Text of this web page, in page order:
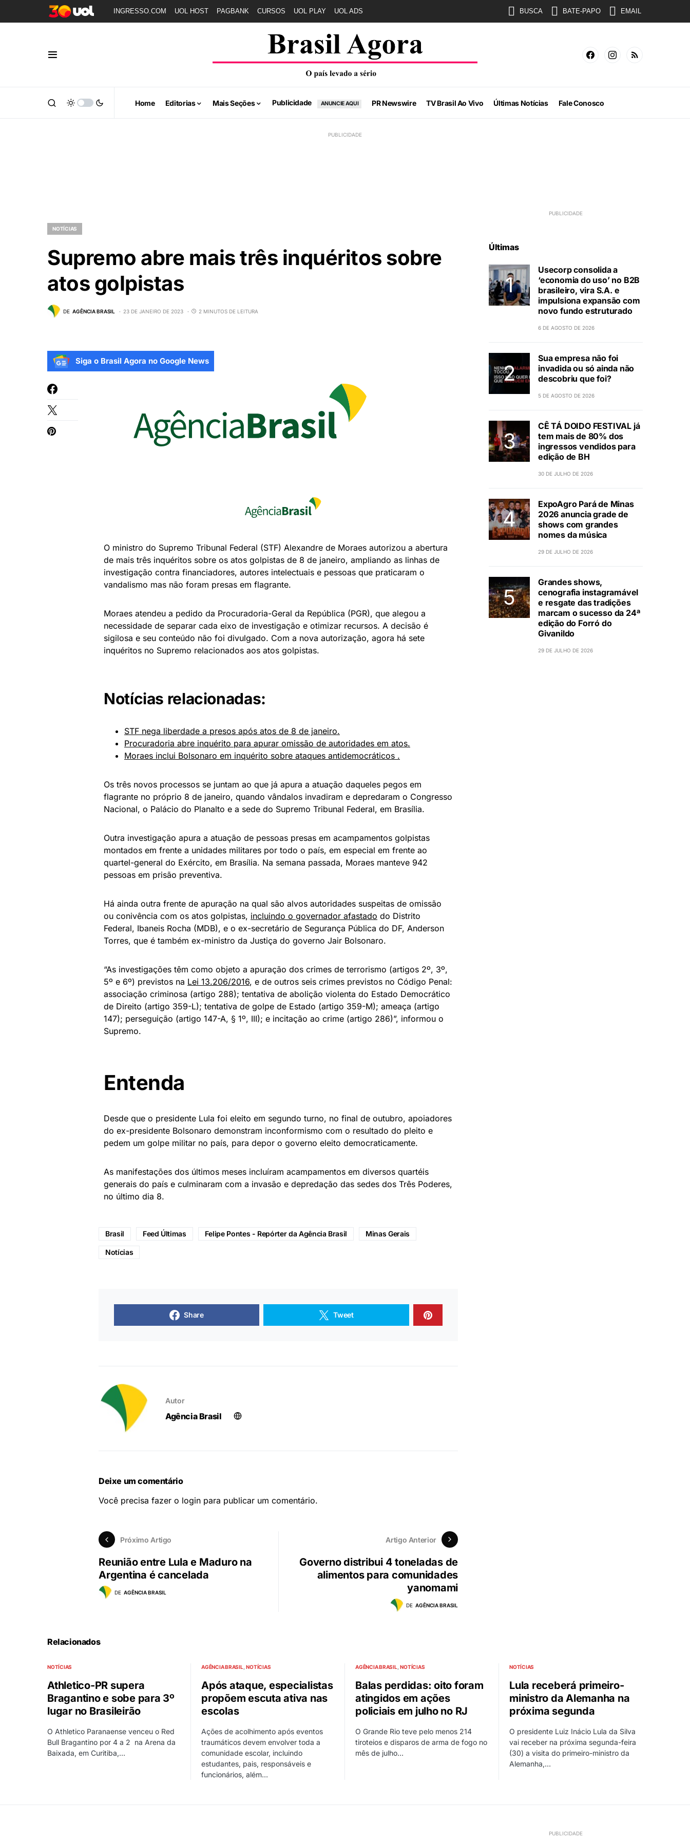
INGRESSO.COM UOL HOST PAGBANK CURSOS UOL PLAY UOL ADS BUSCA BATE-PAPO EMAIL
Home Editorias Mais Seções Publicidade ANUNCIE AQUI PR Newswire TV Brasil Ao Vivo Últimas Notícias Fale Conosco
NOTÍCIAS
Supremo abre mais três inquéritos sobre
atos golpistas
DE AGÊNCIA BRASIL 23 DE JANEIRO DE 2023 2 MINUTOS DE LEITURA
Siga o Brasil Agora no Google News
O ministro do Supremo Tribunal Federal (STF) Alexandre de Moraes autorizou a abertura
de mais três inquéritos sobre os atos golpistas de 8 de janeiro, ampliando as linhas de
investigação contra financiadores, autores intelectuais e pessoas que praticaram o
vandalismo mas não foram presas em flagrante.
Moraes atendeu a pedido da Procuradoria-Geral da República (PGR), que alegou a
necessidade de separar cada eixo de investigação e otimizar recursos. A decisão é
sigilosa e seu conteúdo não foi divulgado. Com a nova autorização, agora há sete
inquéritos no Supremo relacionados aos atos golpistas.
Notícias relacionadas:
STF nega liberdade a presos após atos de 8 de janeiro.
Procuradoria abre inquérito para apurar omissão de autoridades em atos.
Moraes inclui Bolsonaro em inquérito sobre ataques antidemocráticos .
Os três novos processos se juntam ao que já apura a atuação daqueles pegos em
flagrante no próprio 8 de janeiro, quando vândalos invadiram e depredaram o Congresso
Nacional, o Palácio do Planalto e a sede do Supremo Tribunal Federal, em Brasília.
Outra investigação apura a atuação de pessoas presas em acampamentos golpistas
montados em frente a unidades militares por todo o país, em especial em frente ao
quartel-general do Exército, em Brasília. Na semana passada, Moraes manteve 942
pessoas em prisão preventiva.
Há ainda outra frente de apuração na qual são alvos autoridades suspeitas de omissão
ou conivência com os atos golpistas, incluindo o governador afastado do Distrito
Federal, Ibaneis Rocha (MDB), e o ex-secretário de Segurança Pública do DF, Anderson
Torres, que é também ex-ministro da Justiça do governo Jair Bolsonaro.
“As investigações têm como objeto a apuração dos crimes de terrorismo (artigos 2º, 3º,
5º e 6º) previstos na Lei 13.206/2016, e de outros seis crimes previstos no Código Penal:
associação criminosa (artigo 288); tentativa de abolição violenta do Estado Democrático
de Direito (artigo 359-L); tentativa de golpe de Estado (artigo 359-M); ameaça (artigo
147); perseguição (artigo 147-A, § 1º, III); e incitação ao crime (artigo 286)”, informou o
Supremo.
Entenda
Desde que o presidente Lula foi eleito em segundo turno, no final de outubro, apoiadores
do ex-presidente Bolsonaro demonstram inconformismo com o resultado do pleito e
pedem um golpe militar no país, para depor o governo eleito democraticamente.
As manifestações dos últimos meses incluíram acampamentos em diversos quartéis
generais do país e culminaram com a invasão e depredação das sedes dos Três Poderes,
no último dia 8.
Brasil Feed Últimas Felipe Pontes - Repórter da Agência Brasil Minas Gerais
Notícias
Share Tweet
Autor
Agência Brasil
Deixe um comentário
Você precisa fazer o login para publicar um comentário.
Próximo Artigo
Reunião entre Lula e Maduro na
Argentina é cancelada
DE AGÊNCIA BRASIL
Artigo Anterior
Governo distribui 4 toneladas de
alimentos para comunidades
yanomami
DE AGÊNCIA BRASIL
Últimas
Usecorp consolida a
‘economia do uso’ no B2B
brasileiro, vira S.A. e
impulsiona expansão com
novo fundo estruturado
6 DE AGOSTO DE 2026
Sua empresa não foi
invadida ou só ainda não
descobriu que foi?
5 DE AGOSTO DE 2026
CÊ TÁ DOIDO FESTIVAL já
tem mais de 80% dos
ingressos vendidos para
edição de BH
30 DE JULHO DE 2026
ExpoAgro Pará de Minas
2026 anuncia grade de
shows com grandes
nomes da música
29 DE JULHO DE 2026
Grandes shows,
cenografia instagramável
e resgate das tradições
marcam o sucesso da 24ª
edição do Forró do
Givanildo
29 DE JULHO DE 2026
Relacionados
NOTÍCIAS
Athletico-PR supera
Bragantino e sobe para 3º
lugar no Brasileirão
O Athletico Paranaense venceu o Red
Bull Bragantino por 4 a 2 na Arena da
Baixada, em Curitiba,…
AGÊNCIA BRASIL NOTÍCIAS
Após ataque, especialistas
propõem escuta ativa nas
escolas
Ações de acolhimento após eventos
traumáticos devem envolver toda a
comunidade escolar, incluindo
estudantes, pais, responsáveis e
funcionários, além…
AGÊNCIA BRASIL NOTÍCIAS
Balas perdidas: oito foram
atingidos em ações
policiais em julho no RJ
O Grande Rio teve pelo menos 214
tiroteios e disparos de arma de fogo no
mês de julho…
NOTÍCIAS
Lula receberá primeiro-
ministro da Alemanha na
próxima segunda
O presidente Luiz Inácio Lula da Silva
vai receber na próxima segunda-feira
(30) a visita do primeiro-ministro da
Alemanha,…